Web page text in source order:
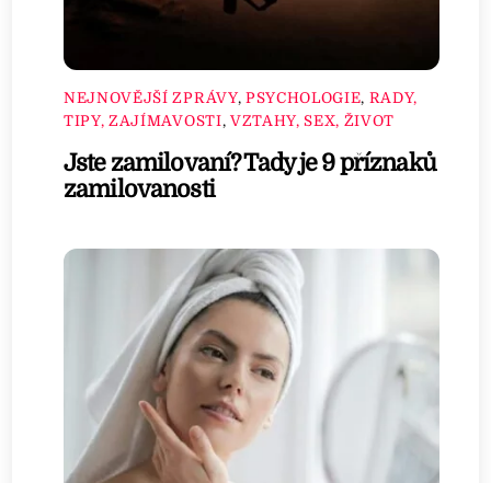
NEJNOVĚJŠÍ ZPRÁVY, PSYCHOLOGIE, RADY,
TIPY, ZAJÍMAVOSTI, VZTAHY, SEX, ŽIVOT
Jste zamilovaní? Tady je 9 příznaků
zamilovanosti